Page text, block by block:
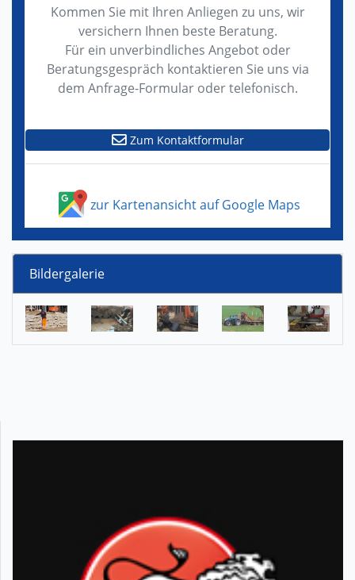
Kommen Sie mit Ihren Anliegen zu uns, wir
versichern Ihnen beste Beratung.
Für ein unverbindliches Angebot oder
Beratungsgespräch kontaktieren Sie uns via
dem Anfrage-Formular oder telefonisch.
Zum Kontaktformular
zur Kartenansicht auf Google Maps
Bildergalerie